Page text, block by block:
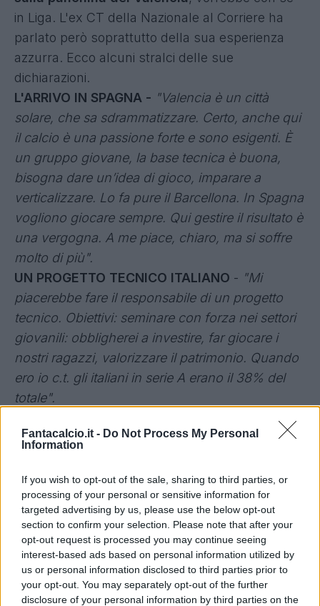
Fantacalcio.it - Do Not Process My Personal
Information
If you wish to opt-out of the sale, sharing to third parties, or
processing of your personal or sensitive information for
targeted advertising by us, please use the below opt-out
section to confirm your selection. Please note that after your
opt-out request is processed you may continue seeing
interest-based ads based on personal information utilized by
us or personal information disclosed to third parties prior to
your opt-out. You may separately opt-out of the further
disclosure of your personal information by third parties on the
in Liga. L'ex CT della Nazionale al Corriere ha
parlato però soprattutto della sua esperienza
azzurra. Ecco alcuni stralci delle sue
dichiarazioni.
L'ARRIVO IN SPAGNA - "Valencia è un città
solare, che sa sdrammatizzare. Certo, anche qui
il calcio è una passione forte e sono esigenti. È
un gruppo giovane, la base tecnica è buona,
bisogna dare un’idea di gioco, imparare a
verticalizzare. Lo fa pure il Barcellona. In Spagna
vogliono giocare sempre. Qui gestire il risultato è
una vergogna. A me piace, chiaro, ma si soffre
molto di più".
UN PROGETTO TECNICO ITALIANO - "Mi
piacerebbe fare il responsabile di un progetto
tecnico. Obiettivi: seminare con forza nei settori
giovanili: obbligherei a investire, far giocare i
nostri ragazzi, valorizzare il patrimonio. Quando
ero io c.t. gli italiani in serie A erano il 38% del
totale".
sentito. Il nostro rapporto è stato molto forte. Ora
tecnico deve dire dei no per far maturare un
giocatore. Mario deve capire che cosa vuole
fare: se la sua priorità è il calcio può diventare
ancora uno dei primi cinque al mondo. Non è
stato sopravvalutato, ma il punto è se vuole fare
la professione al 100% sempre, non una
tantum".